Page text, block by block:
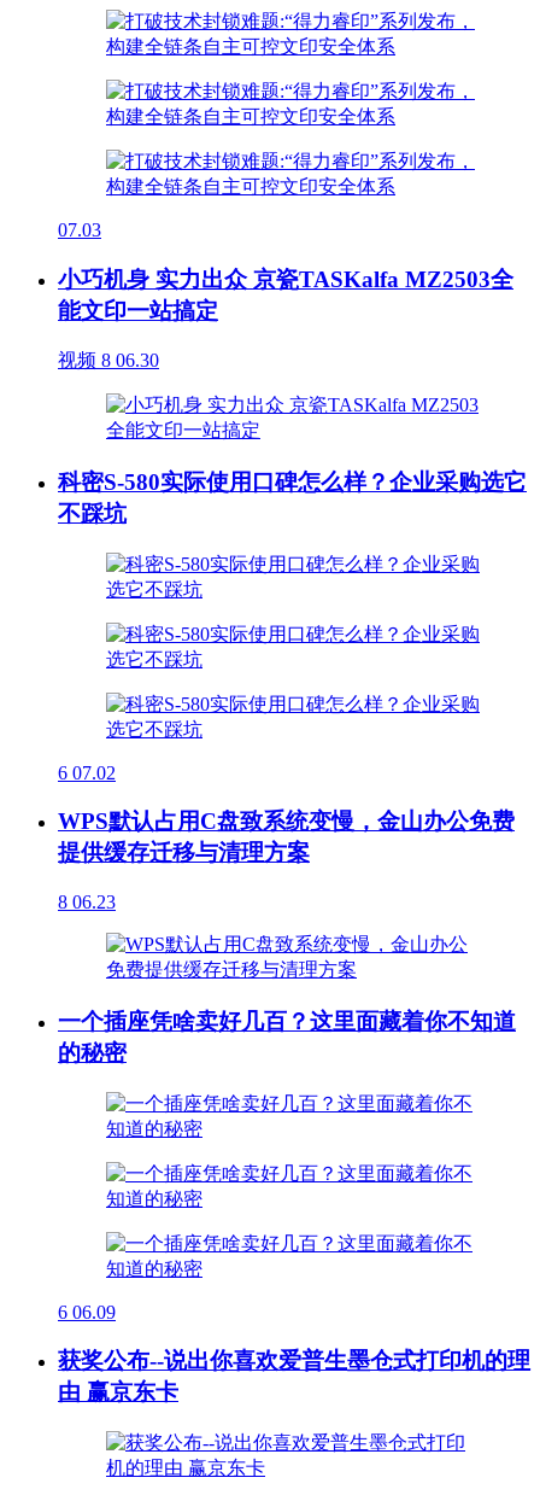
07.03
小巧机身 实力出众 京瓷TASKalfa MZ2503全
能文印一站搞定
视频 8 06.30
科密S-580实际使用口碑怎么样？企业采购选它
不踩坑
6 07.02
WPS默认占用C盘致系统变慢，金山办公免费
提供缓存迁移与清理方案
8 06.23
一个插座凭啥卖好几百？这里面藏着你不知道
的秘密
6 06.09
获奖公布--说出你喜欢爱普生墨仓式打印机的理
由 赢京东卡